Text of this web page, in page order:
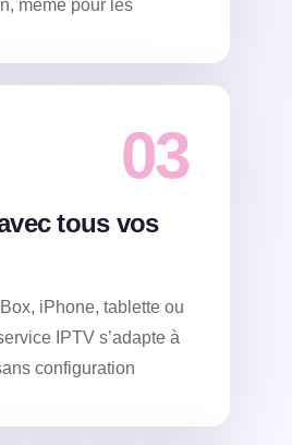
même pour les
03
tous vos
iPhone, tablette ou
IPTV s’adapte à
configuration